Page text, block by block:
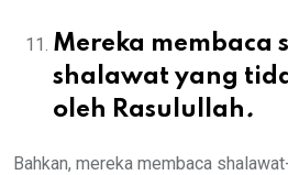
Mereka membaca
shalawat yang
oleh Rasulullah.
Bahkan, mereka membaca